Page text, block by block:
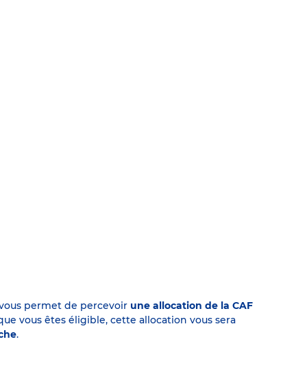
permet de percevoir une allocation de la CAF
vous êtes éligible, cette allocation vous sera
.